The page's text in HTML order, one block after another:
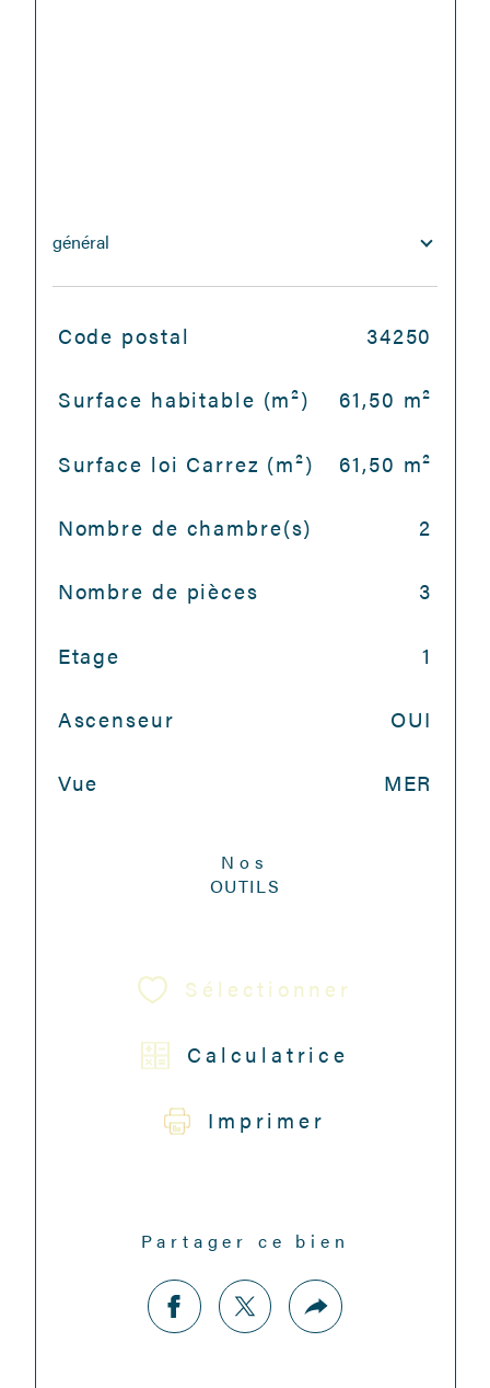
général
TRAD_SIROCCO_Caracteristique Valeurs
Code postal 34250
Surface habitable (m²) 61,50 m²
Surface loi Carrez (m²) 61,50 m²
Nombre de chambre(s) 2
Nombre de pièces 3
Etage 1
Ascenseur OUI
Vue MER
Nos
OUTILS
Sélectionner
Calculatrice
Imprimer
Partager ce bien